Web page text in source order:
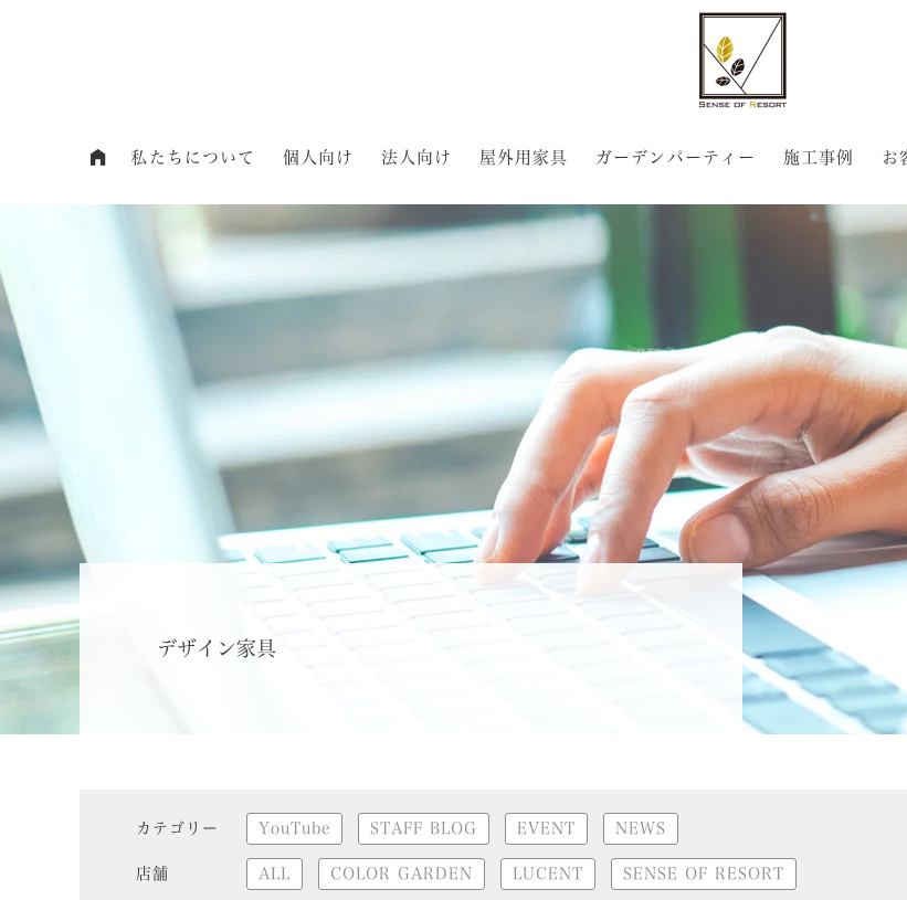
私たちについて 個人向け 法人向け 屋外用家具 ガーデンパーティー 施工事例 お
デザイン家具
カテゴリー YouTube STAFF BLOG EVENT NEWS
店舗 ALL COLOR GARDEN LUCENT SENSE OF RESORT